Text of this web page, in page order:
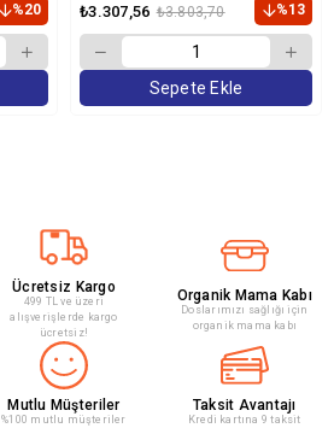
%20 ₺3.307,56 ₺3.803,70 %13
Sepete Ekle
Ücretsiz Kargo
499 TL ve üzeri
alışverişlerde kargo
ücretsiz!
Organik Mama Kabı
Doslarımızı sağlığı için
organik mama kabı
Mutlu Müşteriler
%100 mutlu müşteriler
Taksit Avantajı
Kredi kartına 9 taksit